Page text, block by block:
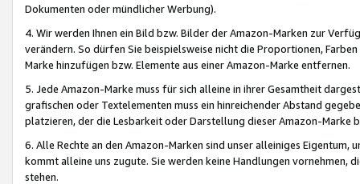
Dokumenten oder mündlicher Werbung).
4. Wir werden Ihnen ein Bild bzw. Bilder der Amazon-Marken zur
verändern. So dürfen Sie beispielsweise nicht die Proportionen,
Marke hinzufügen bzw. Elemente aus einer Amazon-Marke entfernen.
5. Jede Amazon-Marke muss für sich alleine in ihrer Gesamtheit
grafischen oder Textelementen muss ein hinreichender Abstand
platzieren, der die Lesbarkeit oder Darstellung dieser Amazon-Marke
6. Alle Rechte an den Amazon-Marken sind unser alleiniges
kommt alleine uns zugute. Sie werden keine Handlungen vornehmen,
stehen.